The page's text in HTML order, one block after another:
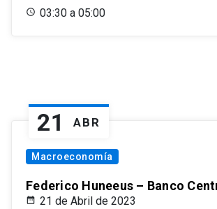
03:30 a 05:00
21 ABR
Macroeconomía
Federico Huneeus – Banco
21 de Abril de 2023